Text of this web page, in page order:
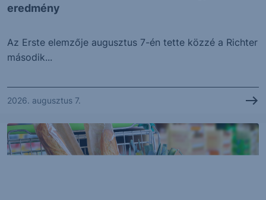
eredmény
Az Erste elemzője augusztus 7-én tette közzé a Richter
második...
2026. augusztus 7.